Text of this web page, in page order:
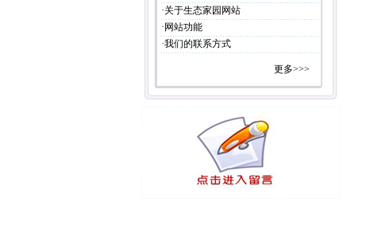
·关于生态家园网站
· 网站功能
·我们的联系方式
更多>>>